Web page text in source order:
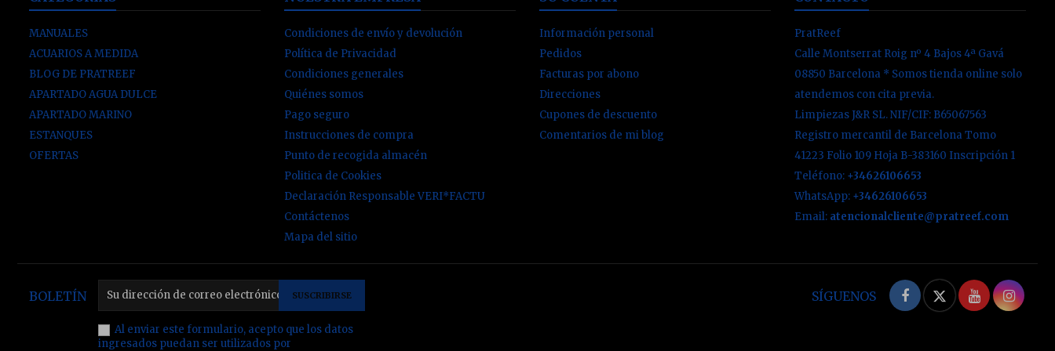
MANUALES
ACUARIOS A MEDIDA
BLOG DE PRATREEF
APARTADO AGUA DULCE
APARTADO MARINO
ESTANQUES
OFERTAS
Condiciones de envío y devolución
Política de Privacidad
Condiciones generales
Quiénes somos
Pago seguro
Instrucciones de compra
Punto de recogida almacén
Politica de Cookies
Declaración Responsable VERI*FACTU
Contáctenos
Mapa del sitio
Información personal
Pedidos
Facturas por abono
Direcciones
Cupones de descuento
Comentarios de mi blog
PratReef
Calle Montserrat Roig nº 4 Bajos 4ª Gavá
08850 Barcelona * Somos tienda online solo
atendemos con cita previa.
Limpiezas J&R SL. NIF/CIF: B65067563
Registro mercantil de Barcelona Tomo
41223 Folio 109 Hoja B-383160 Inscripción 1
Teléfono: +34626106653
WhatsApp: +34626106653
Email: atencionalcliente@pratreef.com
BOLETÍN
Al enviar este formulario, acepto que los datos
ingresados puedan ser utilizados por
FacebookTwitterYouTube
SÍGUENOS